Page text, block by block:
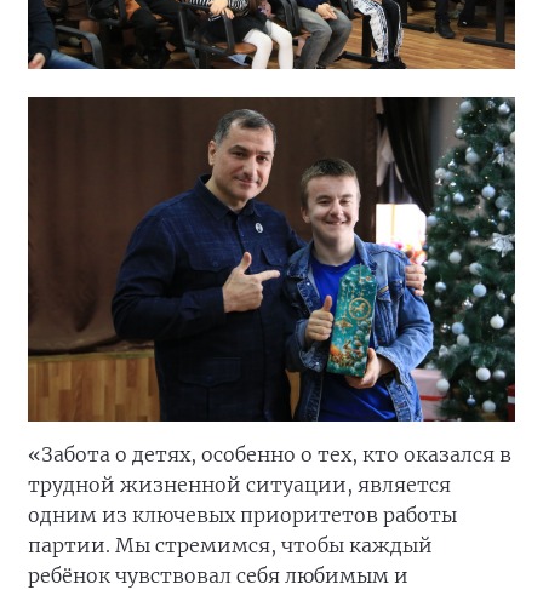
«Забота о детях, особенно о тех, кто оказался в
трудной жизненной ситуации, является
одним из ключевых приоритетов работы
партии. Мы стремимся, чтобы каждый
ребёнок чувствовал себя любимым и